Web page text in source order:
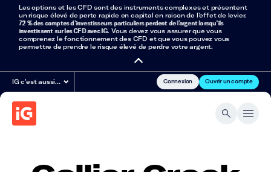
Les options et les CFD sont des instruments complexes et présentent
un risque élevé de perte rapide en capital en raison de l’effet de levier.
72 % des comptes d’investisseurs particuliers perdent de l’argent lorsqu’ils
investissent sur les CFD avec IG. Vous devez vous assurer que vous
comprenez le fonctionnement des CFD et que vous pouvez vous
permettre de prendre le risque élevé de perdre votre argent.
IG c'est aussi… Connexion Ouvrir un compte